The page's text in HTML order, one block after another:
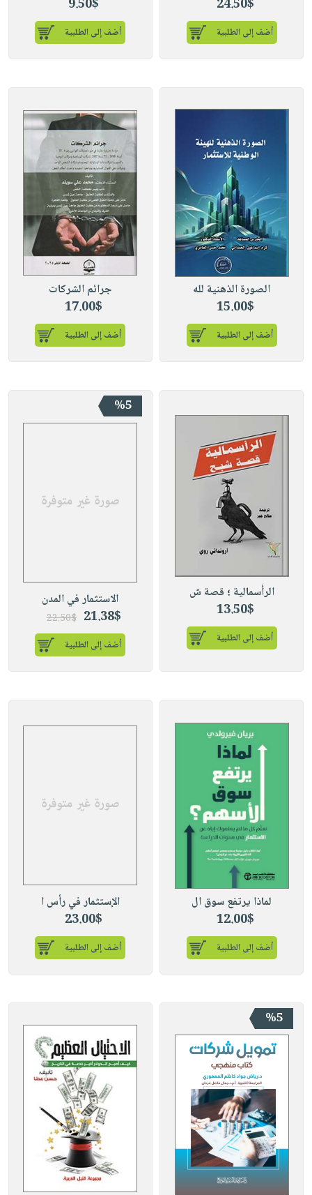
24.50$
أضف إلى الطلبية
9.50$
أضف إلى الطلبية
الصورة الذهنية لله
15.00$
أضف إلى الطلبية
جرائم الشركات
17.00$
أضف إلى الطلبية
الرأسمالية ؛ قصة ش
13.50$
أضف إلى الطلبية
%5
الاستثمار في المدن
21.38$
22.50$
أضف إلى الطلبية
لماذا يرتفع سوق ال
12.00$
أضف إلى الطلبية
الإستثمار في رأس ا
23.00$
أضف إلى الطلبية
%5